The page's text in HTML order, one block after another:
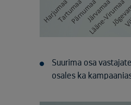
Suurima osa
osales ka